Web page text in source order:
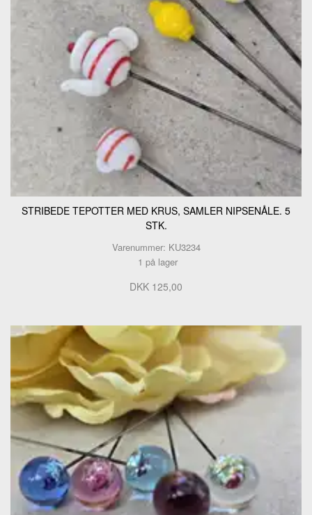
STRIBEDE TEPOTTER MED KRUS, SAMLER NIPSENÅLE. 5
STK.
Varenummer: KU3234
1 på lager
DKK 125,00